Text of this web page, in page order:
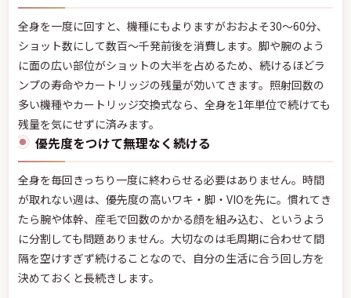
全身を一度に回すと、機種にもよりますがおおよそ30〜60分、
ショット数にして数百〜千発前後を消費します。脚や腕のよう
に面の広い部位がショットの大半を占めるため、続けるほどラ
ンプの寿命やカートリッジの残量が効いてきます。照射回数の
多い機種やカートリッジ交換式なら、全身を1年単位で続けても
残量を気にせずに済みます。
優先度をつけて無理なく続ける
全身を毎回きっちり一度に終わらせる必要はありません。時間
が取れない週は、優先度の高いワキ・脚・VIOを先に。慣れてき
たら腕や体幹、産毛で回数のかかる顔を組み込む、というよう
に分割しても問題ありません。大切なのは毛周期に合わせて間
隔を空けすぎず続けることなので、自分の生活に合う回し方を
決めておくと長続きします。